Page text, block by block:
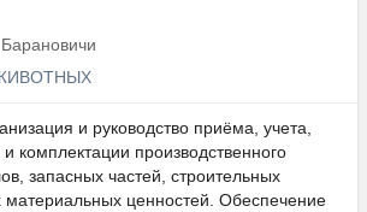
Барановичи
и руководство приёма, учета,
комплектации производственного
запасных частей, строительных
ценностей. Обеспечение